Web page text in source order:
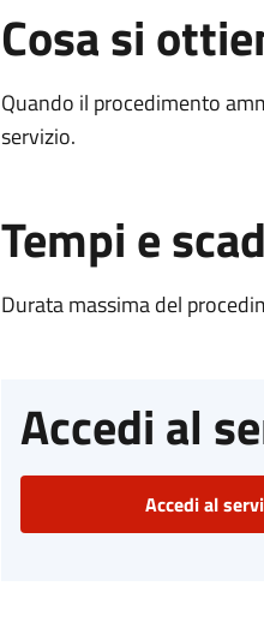
Cosa si
Quando il procedimento
servizio.
Tempi e
Durata massima del
Accedi al
Accedi al